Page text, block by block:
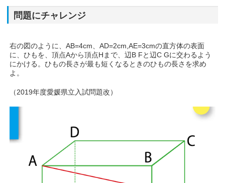
問題にチャレンジ
右の図のように、AB=4cm、AD=2cm,AE=3cmの直方体の表面
に、ひもを、頂点Aから頂点Hまで、辺B Fと辺C Gに交わるよう
にかける。ひもの長さが最も短くなるときのひもの長さを求め
よ。
（2019年度愛媛県立入試問題改）